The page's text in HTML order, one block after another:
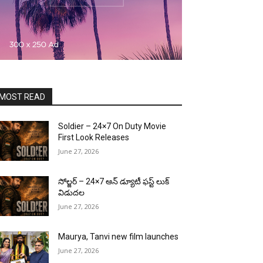
READ
Soldier – 24×7 On Duty Movie
First Look Releases
June 27, 2026
సోల్జర్ – 24×7 ఆన్ డ్యూటీ ఫస్ట్ లుక్
విడుదల
June 27, 2026
Maurya, Tanvi new film launches
June 27, 2026